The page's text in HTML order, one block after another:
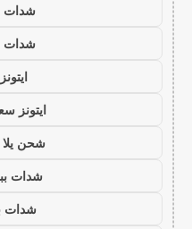
شدات
شدات
ايتونز
شحن
شدات
شدات